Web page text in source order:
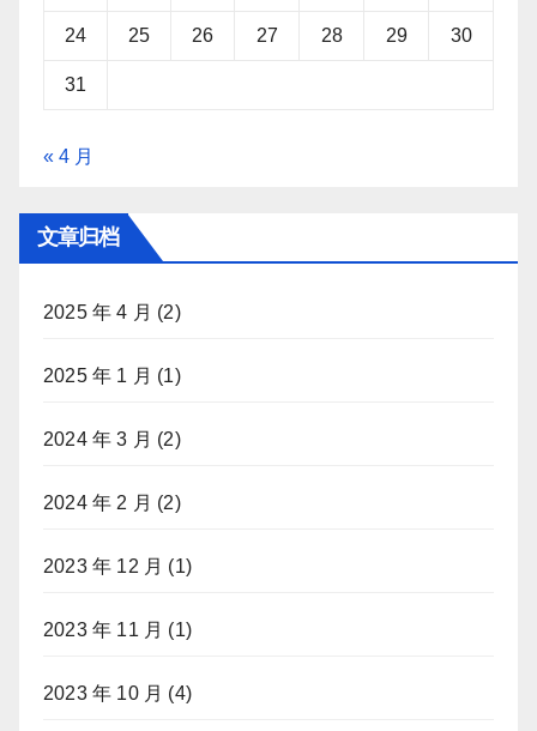
24 25 26 27 28 29 30
31
« 4 月
文章归档
2025 年 4 月 (2)
2025 年 1 月 (1)
2024 年 3 月 (2)
2024 年 2 月 (2)
2023 年 12 月 (1)
2023 年 11 月 (1)
2023 年 10 月 (4)